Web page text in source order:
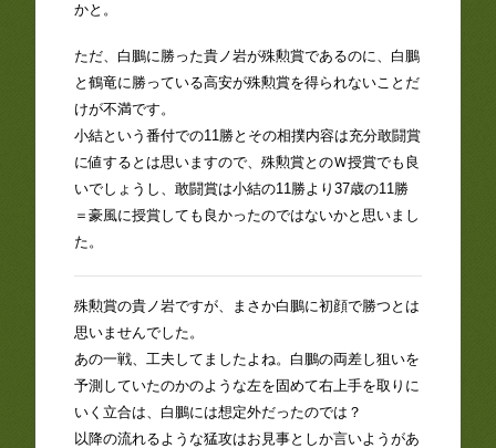
かと。
ただ、白鵬に勝った貴ノ岩が殊勲賞であるのに、白鵬
と鶴竜に勝っている高安が殊勲賞を得られないことだ
けが不満です。
小結という番付での11勝とその相撲内容は充分敢闘賞
に値するとは思いますので、殊勲賞とのＷ授賞でも良
いでしょうし、敢闘賞は小結の11勝より37歳の11勝
＝豪風に授賞しても良かったのではないかと思いまし
た。
殊勲賞の貴ノ岩ですが、まさか白鵬に初顔で勝つとは
思いませんでした。
あの一戦、工夫してましたよね。白鵬の両差し狙いを
予測していたのかのような左を固めて右上手を取りに
いく立合は、白鵬には想定外だったのでは？
以降の流れるような猛攻はお見事としか言いようがあ